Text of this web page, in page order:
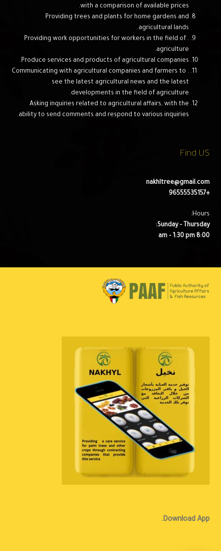
with a comparison of available prices.
Providing trees and plants for home gardens and
agricultural lands.
. Providing work opportunities for workers in the field of
agriculture.
Produce services and products of agricultural companies.
. Communicating with agricultural companies and farmers to
see the latest agricultural news and the latest
developments in the field of agriculture.
Asking inquiries related to agricultural affairs, with the
ability to send comments and respond to various inquiries.
Find US
nakhltree@gmail.com
+96555535157
Hours:
Sunday – Thursday:
8:00 am – 1:30 pm
Download App.